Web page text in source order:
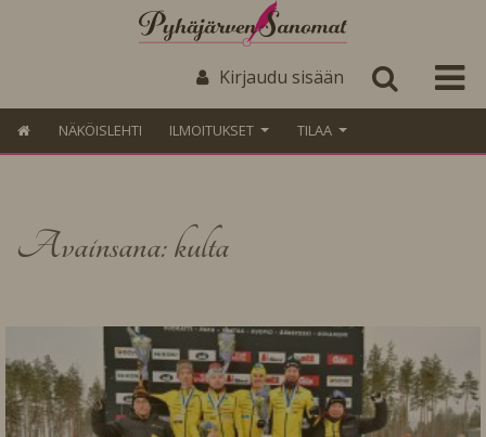
Kirjaudu sisään
NÄKÖISLEHTI ILMOITUKSET TILAA
Avainsana: kulta